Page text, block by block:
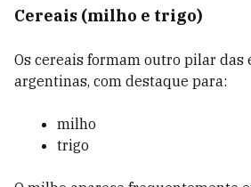
Cereais (milho e trigo)
Os cereais formam outro pilar das
argentinas, com destaque para:
milho
trigo